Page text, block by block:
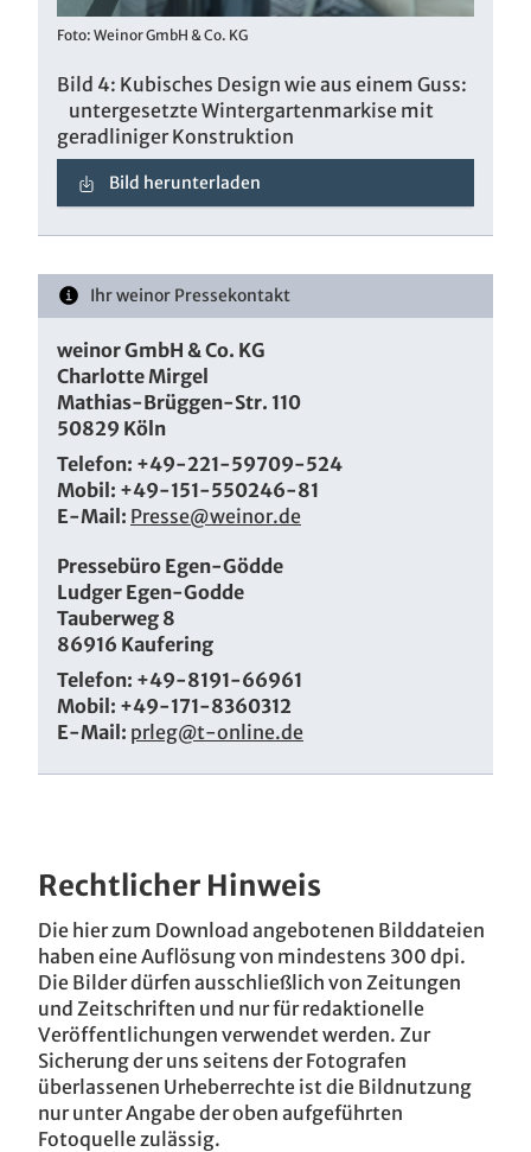
Foto: Weinor GmbH & Co. KG
Bild 4: Kubisches Design wie aus einem Guss:
untergesetzte Wintergartenmarkise mit
geradliniger Konstruktion
Bild herunterladen
Ihr weinor Pressekontakt
weinor GmbH & Co. KG
Charlotte Mirgel
Mathias-Brüggen-Str. 110
50829 Köln
Telefon: +49-221-59709-524
Mobil: +49-151-550246-81
E-Mail: Presse@weinor.de
Pressebüro Egen-Gödde
Ludger Egen-Godde
Tauberweg 8
86916 Kaufering
Telefon: +49-8191-66961
Mobil: +49-171-8360312
E-Mail: prleg@t-online.de
Rechtlicher Hinweis
Die hier zum Download angebotenen Bilddateien
haben eine Auflösung von mindestens 300 dpi.
Die Bilder dürfen ausschließlich von Zeitungen
und Zeitschriften und nur für redaktionelle
Veröffentlichungen verwendet werden. Zur
Sicherung der uns seitens der Fotografen
überlassenen Urheberrechte ist die Bildnutzung
nur unter Angabe der oben aufgeführten
Fotoquelle zulässig.